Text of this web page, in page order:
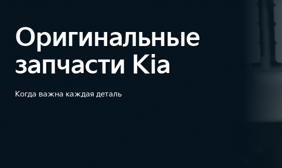
Оригинальные
запчасти Kia
Когда важна каждая деталь